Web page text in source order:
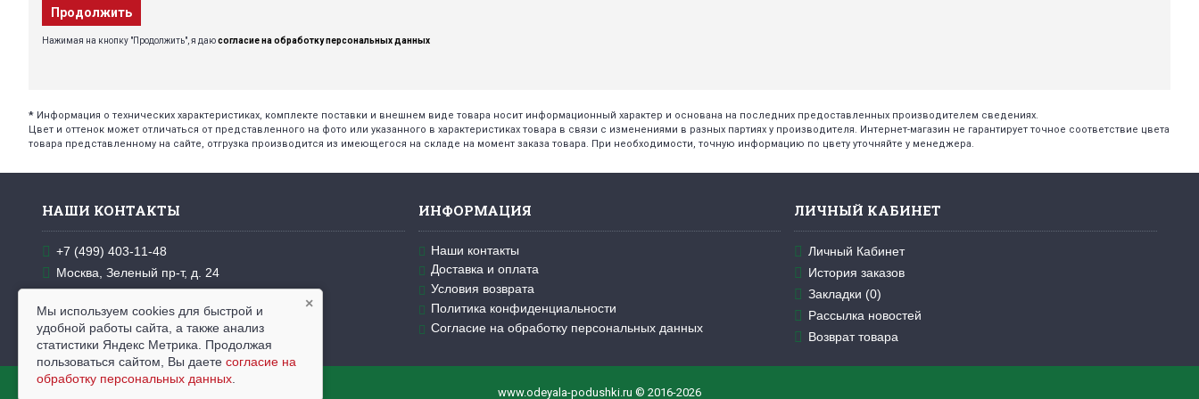
Продолжить
Нажимая на кнопку "Продолжить", я даюсогласие на обработку персональных данных
* Информация о технических характеристиках, комплекте поставки и внешнем виде товара носит информационный характер и основана на последних предоставленных производителем сведениях.
Цвет и оттенок может отличаться от представленного на фото или указанного в характеристиках товара в связи с изменениями в разных партиях у производителя. Интернет-магазин не гарантирует точное соответствие цвета
товара представленному на сайте, отгрузка производится из имеющегося на складе на момент заказа товара. При необходимости, точную информацию по цвету уточняйте у менеджера.
НАШИ КОНТАКТЫ
+7 (499) 403-11-48
Москва, Зеленый пр-т, д. 24
Пн. - пт.: 10.00 - 18.00
info@odeyala-podushki.ru
ИНФОРМАЦИЯ
Наши контакты
Доставка и оплата
Условия возврата
Политика конфиденциальности
Согласие на обработку персональных данных
ЛИЧНЫЙ КАБИНЕТ
Личный Кабинет
История заказов
Закладки (0)
Рассылка новостей
Возврат товара
www.odeyala-podushki.ru © 2016-2026
×
Мы используем cookies для быстрой и
удобной работы сайта, а также анализ
статистики Яндекс Метрика. Продолжая
пользоваться сайтом, Вы даете согласие на
обработку персональных данных